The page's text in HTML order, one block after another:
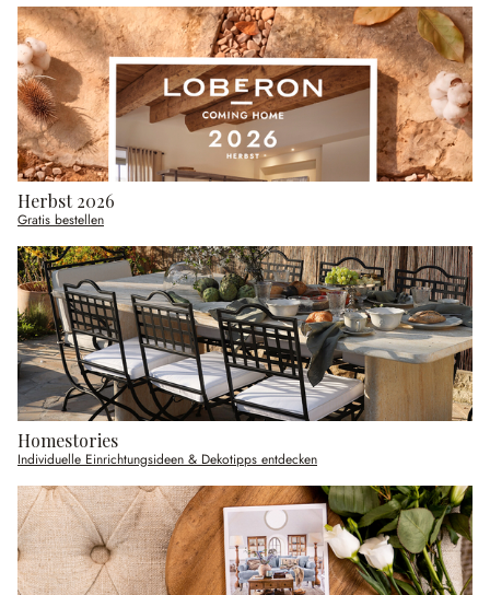
Herbst 2026
Gratis bestellen
Homestories
Individuelle Einrichtungsideen & Dekotipps entdecken